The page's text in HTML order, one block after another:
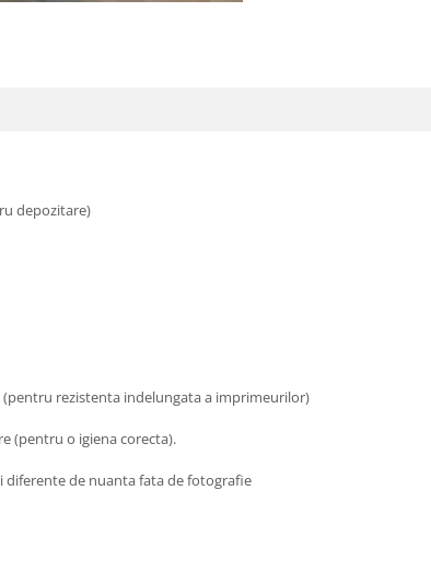
depozitare)
(pentru rezistenta indelungata a imprimeurilor)
(pentru o igiena corecta).
diferente de nuanta fata de fotografie